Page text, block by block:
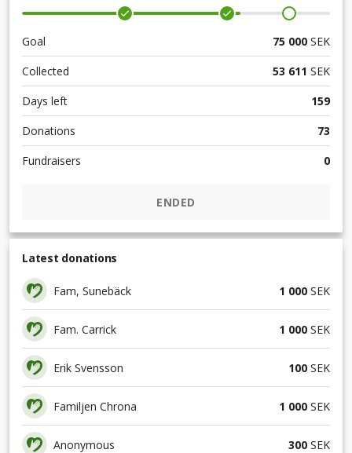
Goal 75 000 SEK
Collected
53 611 SEK
Days left
159
Donations
73
Fundraisers
0
ENDED
Latest donations
Fam, Sunebäck 1 000 SEK
Fam. Carrick 1 000 SEK
Erik Svensson 100 SEK
Familjen Chrona 1 000 SEK
Anonymous 300 SEK